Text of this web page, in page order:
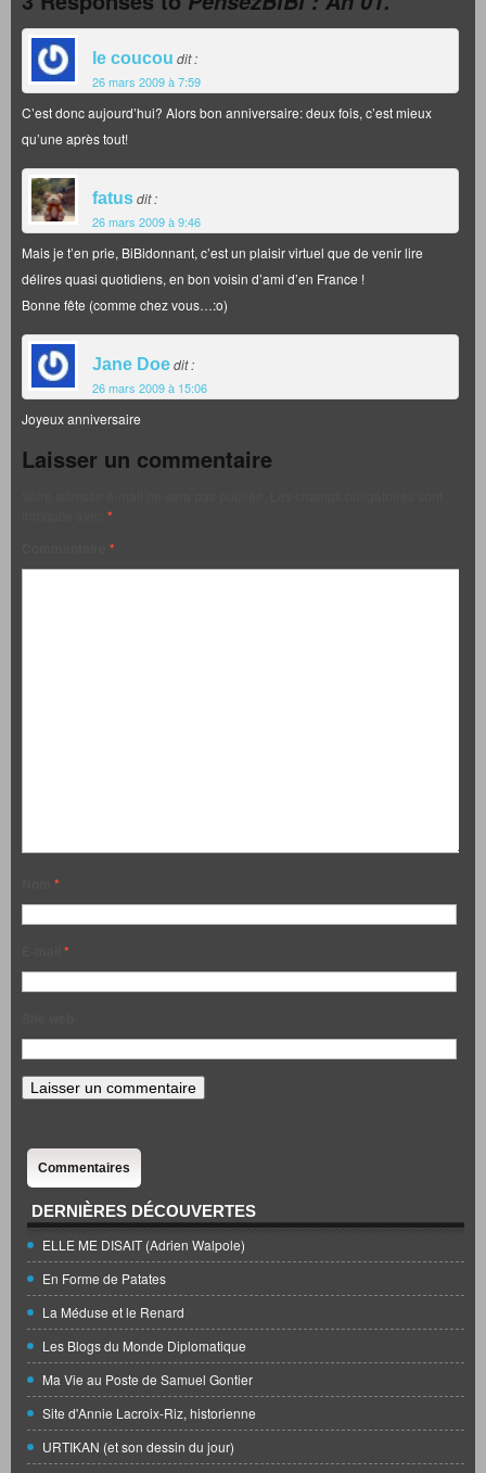
le coucou dit :
26 mars 2009 à 7:59
C’est donc aujourd’hui? Alors bon anniversaire: deux fois, c’est mieux
qu’une après tout!
fatusdit :
26 mars 2009 à 9:46
Mais je t’en prie, BiBidonnant, c’est un plaisir virtuel que de venir lire
délires quasi quotidiens, en bon voisin d’ami d’en France !
Bonne fête (comme chez vous…:o)
Jane Doedit :
26 mars 2009 à 15:06
Joyeux anniversaire
Laisser un commentaire
*
*
*
*
Commentaires
DERNIÈRES DÉCOUVERTES
ELLE ME DISAIT (Adrien Walpole)
En Forme de Patates
La Méduse et le Renard
Les Blogs du Monde Diplomatique
Ma Vie au Poste de Samuel Gontier
Site d'Annie Lacroix-Riz, historienne
URTIKAN (et son dessin du jour)